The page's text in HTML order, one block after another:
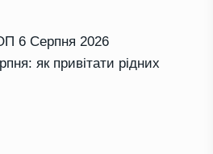
6 Серпня 2026
як привітати рідних